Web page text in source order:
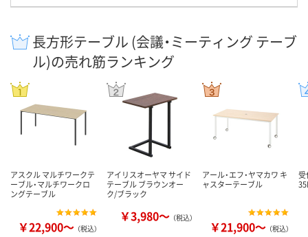
長方形テーブル (会議・ミーティング テーブ
ル)の売れ筋ランキング
アスクル マルチワークテ
ーブル・マルチワークロ
ングテーブル
￥22,900～ （税込）
アイリスオーヤマ サイド
テーブル ブラウンオー
ク/ブラック
￥3,980～ （税込）
アール・エフ・ヤマカワ キ
ャスターテーブル
￥21,900～ （税込）
受